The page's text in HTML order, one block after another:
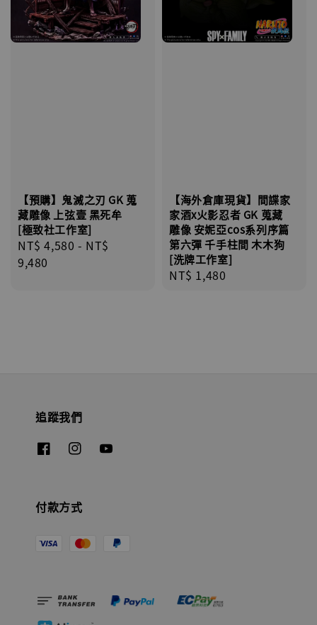
【預購】鬼滅之刃 GK 蒐
藏雕像 上弦壹 黑死牟
[極致社工作室]
Regular
price
NT$ 4,580 - NT$
9,480
【海外倉庫現貨】間諜家
家酒x火影忍者 GK 蒐藏
雕像 安妮亞cos系列序篇
第六彈 千手柱間 木木狗
[洗牌工作室]
Regular
NT$ 1,480
追蹤我們
付款方式